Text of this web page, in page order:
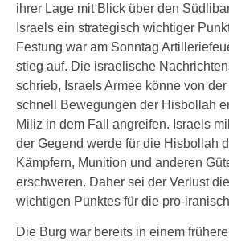
ihrer Lage mit Blick über den
Israels ein strategisch wichtiger
Festung war am Sonntag
stieg auf. Die israelische
schrieb, Israels Armee könne von
schnell Bewegungen der Hisbollah
Miliz in dem Fall angreifen. Israels
der Gegend werde für die Hisbollah
Kämpfern, Munition und anderen
erschweren. Daher sei der Verlust
wichtigen Punktes für die pro-
Die Burg war bereits in einem